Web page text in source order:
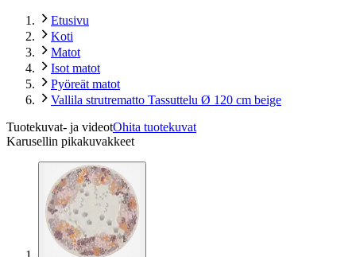
Etusivu
Koti
Matot
Isot matot
Pyöreät matot
Vallila strutrematto Tassuttelu Ø 120 cm beige
Tuotekuvat- ja videotOhita tuotekuvat
Karusellin pikakuvakkeet